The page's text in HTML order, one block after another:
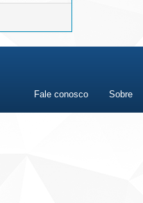
Fale conosco Sobre